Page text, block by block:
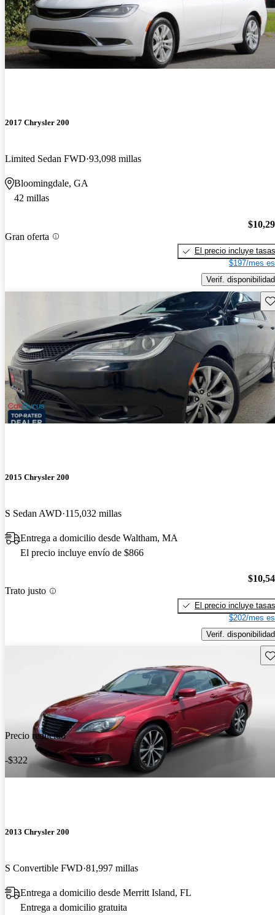
2017 Chrysler 200
Limited Sedan FWD 93,098 millas
Bloomingdale, GA
42 millas
Gran oferta
El precio incluye tasas
$197/mes
Verif. disponibilidad
2015 Chrysler 200
S Sedan AWD 115,032 millas
Entrega a domicilio desde Waltham, MA
El precio incluye envío de $866
Trato justo
El precio incluye tasas
$202/mes
Verif. disponibilidad
Precio reducido
-$322
2013 Chrysler 200
S Convertible FWD 81,997 millas
Entrega a domicilio desde Merritt Island, FL
Entrega a domicilio gratuita